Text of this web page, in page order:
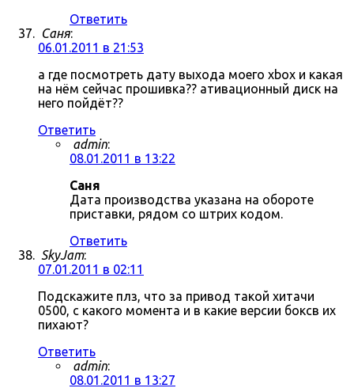
Ответить
Саня:
06.01.2011 в 21:53
а где посмотреть дату выхода моего xbox и какая
на нём сейчас прошивка?? ативационный диск на
него пойдёт??
Ответить
admin:
08.01.2011 в 13:22
Саня
Дата производства указана на обороте
приставки, рядом со штрих кодом.
Ответить
SkyJam:
07.01.2011 в 02:11
Подскажите плз, что за привод такой хитачи
0500, с какого момента и в какие версии боксв их
пихают?
Ответить
admin:
08.01.2011 в 13:27